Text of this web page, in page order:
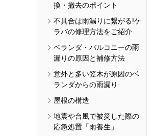
換・撤去のポイント
不具合は雨漏りに繋がる!ケ
ラバの修理方法をご紹介
ベランダ・バルコニーの雨
漏りの原因と補修方法
意外と多い笠木が原因のベ
ランダからの雨漏り
屋根の構造
地震や台風で被災した際の
応急処置「雨養生」